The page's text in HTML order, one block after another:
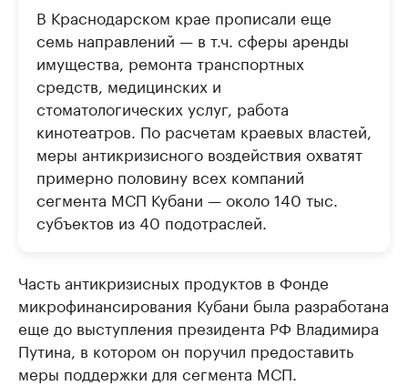
В Краснодарском крае прописали еще
семь направлений — в т.ч. сферы аренды
имущества, ремонта транспортных
средств, медицинских и
стоматологических услуг, работа
кинотеатров. По расчетам краевых властей,
меры антикризисного воздействия охватят
примерно половину всех компаний
сегмента МСП Кубани — около 140 тыс.
субъектов из 40 подотраслей.
Часть антикризисных продуктов в Фонде
микрофинансирования Кубани была разработана
еще до выступления президента РФ Владимира
Путина, в котором он поручил предоставить
меры поддержки для сегмента МСП.